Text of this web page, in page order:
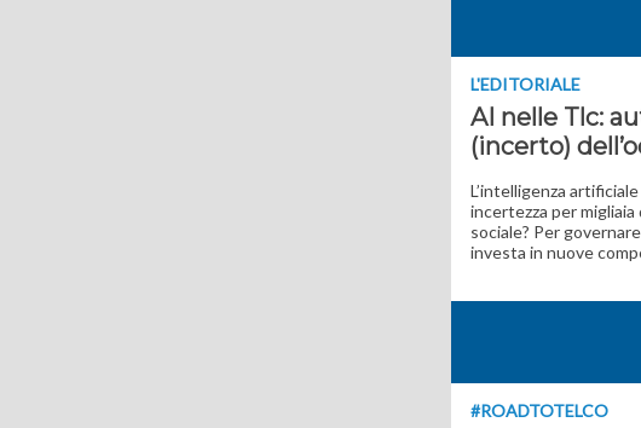
L'EDITORIALE
AI nelle Tlc:
(incerto)
L’intelligenza
incertezza per migliaia
sociale? Per
investa in nuove
#ROADTOTELCO